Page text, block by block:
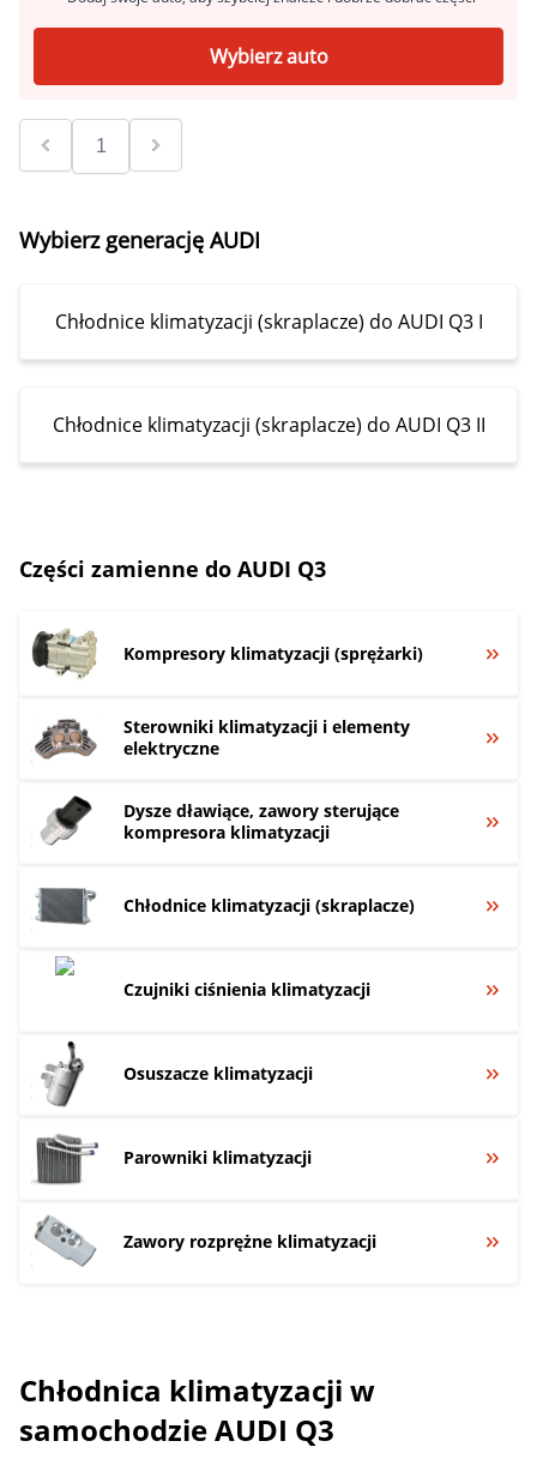
Wybierz auto
Wybierz generację AUDI
Chłodnice klimatyzacji (skraplacze) do AUDI Q3 I
Chłodnice klimatyzacji (skraplacze) do AUDI Q3 II
Części zamienne do AUDI Q3
Kompresory klimatyzacji (sprężarki)
Sterowniki klimatyzacji i elementy
elektryczne
Dysze dławiące, zawory sterujące
kompresora klimatyzacji
Chłodnice klimatyzacji (skraplacze)
Czujniki ciśnienia klimatyzacji
Osuszacze klimatyzacji
Parowniki klimatyzacji
Zawory rozprężne klimatyzacji
Chłodnica klimatyzacji w
samochodzie AUDI Q3